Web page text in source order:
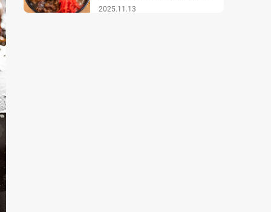
2025.11.13
店】